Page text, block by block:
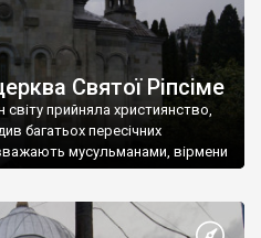
Святої Ріпсіме
прийняла християнство,
багатьох пересічних
вважають мусульманами, вірмени